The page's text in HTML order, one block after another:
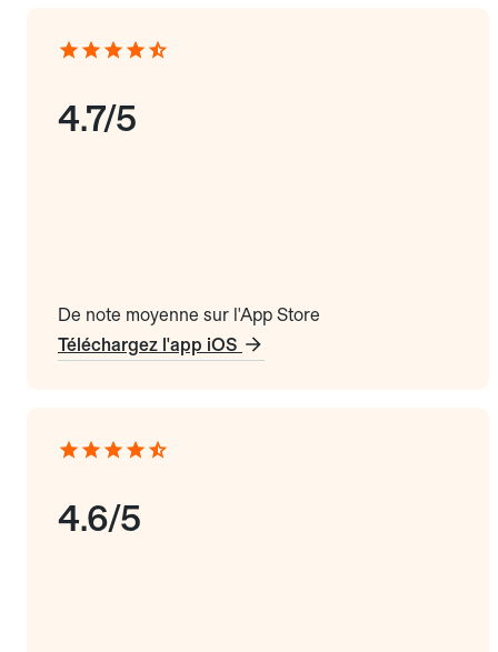
4.7/5
De note moyenne sur l'App Store
Téléchargez l'app iOS
4.6/5